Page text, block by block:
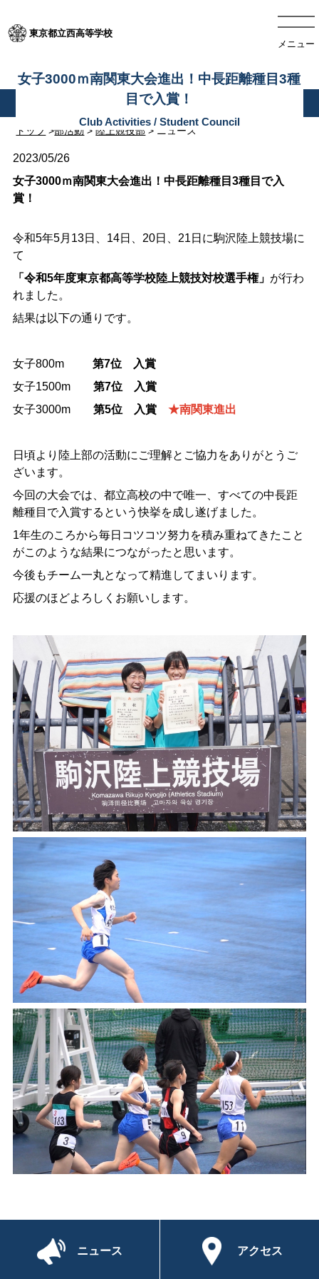
東京都立西高等学校
メニュー
トップ >部活動 >陸上競技部 > ニュース
女子3000ｍ南関東大会進出！中長距離種目3種
目で入賞！
2023/05/26
女子3000ｍ南関東大会進出！中長距離種目3種目で入
賞！
令和5年5月13日、14日、20日、21日に駒沢陸上競技場に
て
「令和5年度東京都高等学校陸上競技対校選手権」 が行わ
れました。
結果は以下の通りです。
女子800m 第7位 入賞
女子1500m 第7位 入賞
女子3000m 第5位 入賞 ★南関東進出
日頃より陸上部の活動にご理解とご協力をありがとうご
ざいます。
今回の大会では、都立高校の中で唯一、すべての中長距
離種目で入賞するという快挙を成し遂げました。
1年生のころから毎日コツコツ努力を積み重ねてきたこと
がこのような結果につながったと思います。
今後もチーム一丸となって精進してまいります。
応援のほどよろしくお願いします。
ニュース アクセス